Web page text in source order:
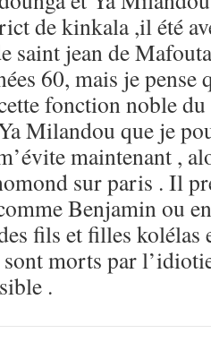
de kinkala ,il été
saint jean de
60, mais je pense
fonction noble
Milandou que je
maintenant ,
sur paris . Il
Benjamin ou
fils et filles kolélas
morts par
.